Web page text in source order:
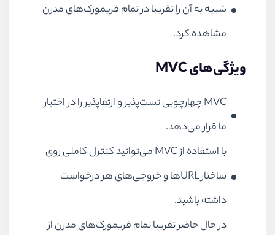
شبیه به آن را تقریبا در تمام فریمورک‌های مدرن
مشاهده کرد.
ویژگی‌های MVC
MVC چهارچوبی تست‌پذیر و ارتقا‌پذیر را در اختیار
ما قرار می‌دهد.
با استفاده از MVC می‌توانید کنترل کاملی روی
ساختار URLها و خروجی‌های هر درخواست
داشته باشید.
در حال حاضر تقریبا تمام فریمورک‌های مدرن از